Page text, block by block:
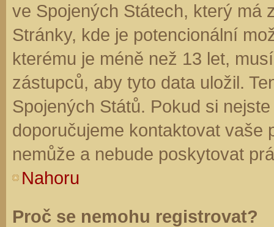
ve Spojených Státech, který má
Stránky, kde je potencionální
kterému je méně než 13 let,
zástupců, aby tyto data uložil.
Spojených Států. Pokud si
doporučujeme kontaktovat vaše
nemůže a nebude poskytovat
Nahoru
Proč se nemohu registrovat?